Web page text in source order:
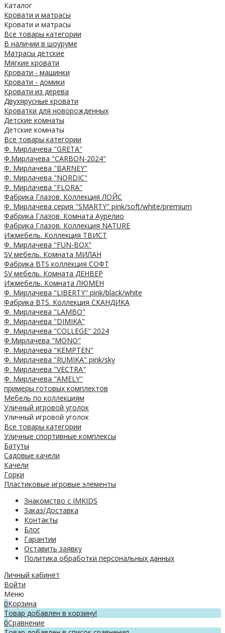
Каталог
Кровати и матрасы
Кровати и матрасы
Все товары категории
В наличии в шоуруме
Матрасы детские
Мягкие кровати
Кровати - машинки
Кровати - домики
Кровати из дерева
Двухярусные кровати
Кроватки для новорожденных
Детские комнаты
Детские комнаты
Все товары категории
Ф. Мирлачева "GRETA"
Ф.Мирлачева "CARBON-2024"
Ф. Мирлачева "BARNEY"
Ф. Мирлачева "NORDIC"
Ф. Мирлачева "FLORA"
Фабрика Глазов. Коллекция ЛОЙС
Ф. Мирлачева серия "SMARTY" pink/soft/white/premium
Фабрика Глазов. Комната Аурелио
Фабрика Глазов. Коллекция NATURE
Ижмебель. Коллекция ТВИСТ
Ф. Мирлачева "FUN-BOX"
SV мебель. Комната МИЛАН
Фабрика BTS коллекция СОФТ
SV мебель. Комната ДЕНВЕР
Ижмебель. Комната ЛЮМЕН
Ф. Мирлачева "LIBERTY" pink/black/white
Фабрика BTS. Коллекция СКАНДИКА
Ф. Мирлачева "LAMBO"
Ф. Мирлачева "DIMIKA"
Ф. Мирлачева "COLLEGE" 2024
Ф.Мирлачева "MONO"
Ф. Мирлачева "KEMPTEN"
Ф. Мирлачева "RUMIKA" pink/sky
Ф. Мирлачева "VECTRA"
Ф. Мирлачева "AMELY"
примеры готовых комплектов
Мебель по коллекциям
Уличный игровой уголок
Уличный игровой уголок
Все товары категории
Уличные спортивные комплексы
Батуты
Садовые качели
Качели
Горки
Пластиковые игровые элементы
Знакомство с IMKIDS
Заказ/Доставка
Контакты
Блог
Гарантии
Оставить заявку
Политика обработки персональных данных
Личный кабинет
Войти
Меню
0Корзина
Товар добавлен в корзину!
0Сравнение